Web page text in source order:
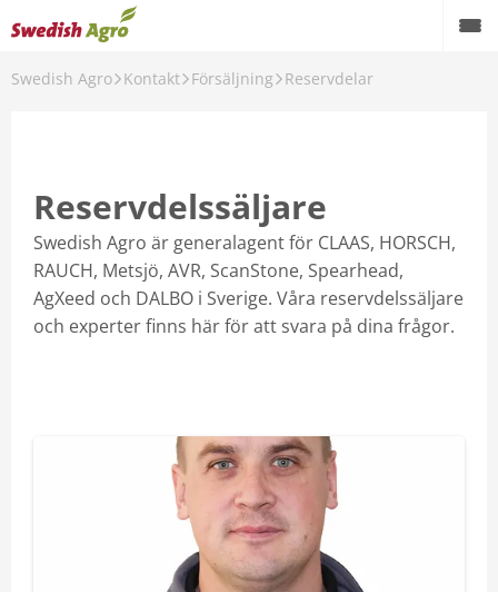
Swedish Agro Kontakt Försäljning Reservdelar
Reservdelssäljare
Swedish Agro är generalagent för CLAAS, HORSCH,
RAUCH, Metsjö, AVR, ScanStone, Spearhead,
AgXeed och DALBO i Sverige. Våra reservdelssäljare
och experter finns här för att svara på dina frågor.
Back
Försäljning
Verkstäder